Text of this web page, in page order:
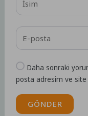
Daha sonraki
posta adresim ve site
GÖNDER